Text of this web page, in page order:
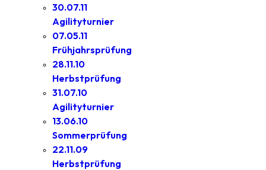
30.07.11
Agilityturnier
07.05.11
Frühjahrsprüfung
28.11.10
Herbstprüfung
31.07.10
Agilityturnier
13.06.10
Sommerprüfung
22.11.09
Herbstprüfung